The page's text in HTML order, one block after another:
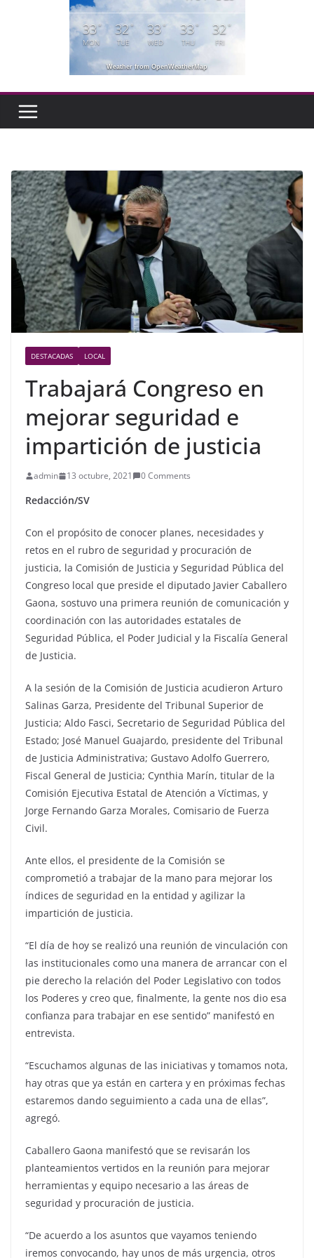
33°
MON
32°
TUE
33°
WED
33°
THU
32°
FRI
Weather from OpenWeatherMap
DESTACADAS LOCAL
Trabajará Congreso en
mejorar seguridad e
impartición de justicia
admin 13 octubre, 2021 0 Comments
Redacción/SV
Con el propósito de conocer planes, necesidades y
retos en el rubro de seguridad y procuración de
justicia, la Comisión de Justicia y Seguridad Pública del
Congreso local que preside el diputado Javier Caballero
Gaona, sostuvo una primera reunión de comunicación y
coordinación con las autoridades estatales de
Seguridad Pública, el Poder Judicial y la Fiscalía General
de Justicia.
A la sesión de la Comisión de Justicia acudieron Arturo
Salinas Garza, Presidente del Tribunal Superior de
Justicia; Aldo Fasci, Secretario de Seguridad Pública del
Estado; José Manuel Guajardo, presidente del Tribunal
de Justicia Administrativa; Gustavo Adolfo Guerrero,
Fiscal General de Justicia; Cynthia Marín, titular de la
Comisión Ejecutiva Estatal de Atención a Víctimas, y
Jorge Fernando Garza Morales, Comisario de Fuerza
Civil.
Ante ellos, el presidente de la Comisión se
comprometió a trabajar de la mano para mejorar los
índices de seguridad en la entidad y agilizar la
impartición de justicia.
“El día de hoy se realizó una reunión de vinculación con
las institucionales como una manera de arrancar con el
pie derecho la relación del Poder Legislativo con todos
los Poderes y creo que, finalmente, la gente nos dio esa
confianza para trabajar en ese sentido” manifestó en
entrevista.
“Escuchamos algunas de las iniciativas y tomamos nota,
hay otras que ya están en cartera y en próximas fechas
estaremos dando seguimiento a cada una de ellas”,
agregó.
Caballero Gaona manifestó que se revisarán los
planteamientos vertidos en la reunión para mejorar
herramientas y equipo necesario a las áreas de
seguridad y procuración de justicia.
“De acuerdo a los asuntos que vayamos teniendo
iremos convocando, hay unos de más urgencia, otros